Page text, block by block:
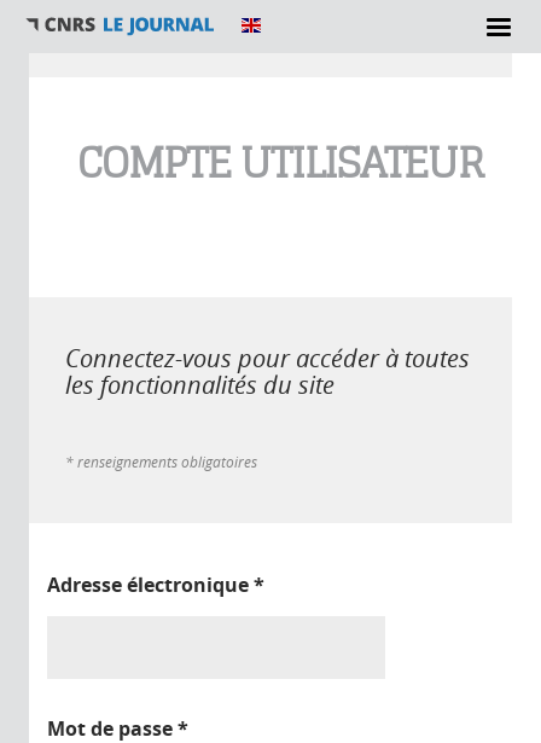
COMPTE UTILISATEUR
Connectez-vous pour accéder à toutes
les fonctionnalités du site
* renseignements obligatoires
Adresse électronique*
Mot de passe*